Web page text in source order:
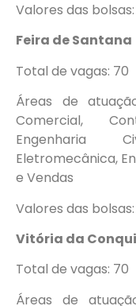
Valores das bolsas:
Feira de Santana
Total de vagas: 70
Áreas de
Comercial,
Engenharia
Eletromecânica,
e Vendas
Valores das bolsas:
Vitória da
Total de vagas: 70
Áreas de